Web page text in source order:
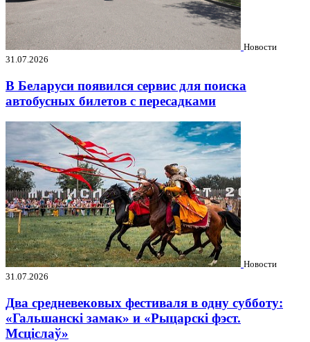
Новости
31.07.2026
В Беларуси появился сервис для поиска
автобусных билетов с пересадками
Новости
31.07.2026
Два средневековых фестиваля в одну субботу:
«Гальшанскі замак» и «Рыцарскі фэст.
Мсціслаў»